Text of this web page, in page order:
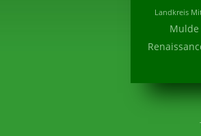
Landkreis
Mulde